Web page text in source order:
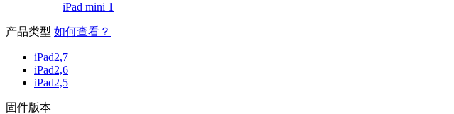
iPad mini 1
产品类型 如何查看？
iPad2,7
iPad2,6
iPad2,5
固件版本